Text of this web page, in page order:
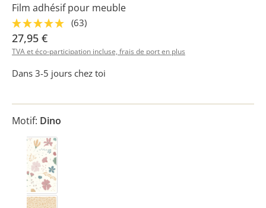
Film adhésif pour meuble
(63)
27,95 €
TVA et éco-participation incluse, frais de port en plus
Dans 3-5 jours chez toi
Motif: Dino
Blumig Rosa & Blau